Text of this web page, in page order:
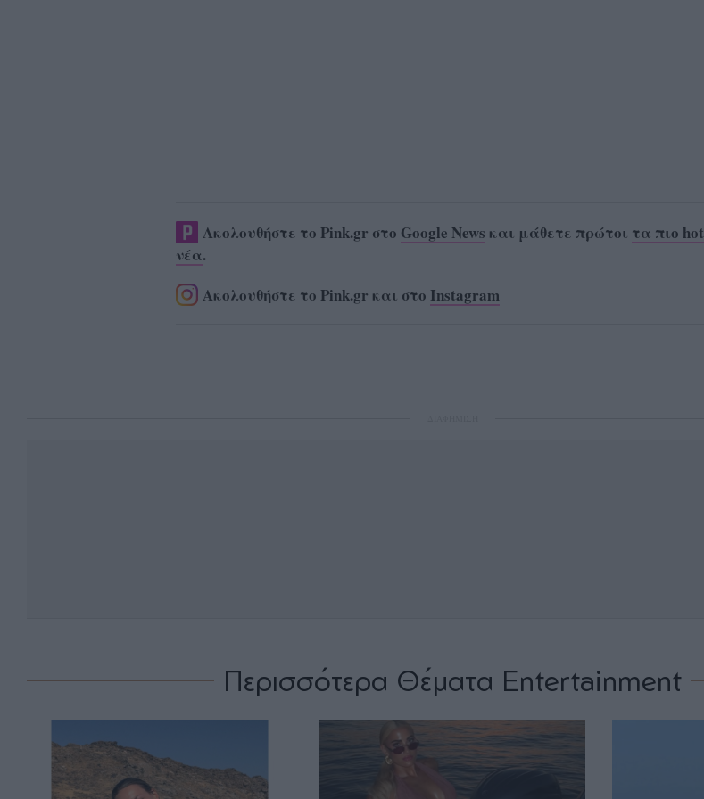
Ακολουθήστε το Pink.gr στο Google News και μάθετε πρώτοι τα πιο hot
νέα.
Ακολουθήστε το Pink.gr και στο Instagram
Περισσότερα Θέματα Entertainment